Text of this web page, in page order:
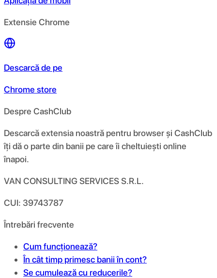
Extensie Chrome
Descarcă de pe
Chrome store
Despre CashClub
Descarcă extensia noastră pentru browser și CashClub
îți dă o parte din banii pe care îi cheltuiești online
înapoi.
VAN CONSULTING SERVICES S.R.L.
CUI: 39743787
Întrebări frecvente
Cum funcționează?
În cât timp primesc banii în cont?
Se cumulează cu reducerile?